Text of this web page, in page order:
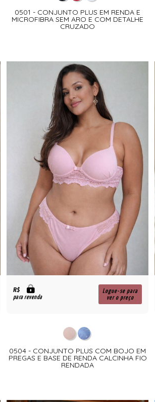
0501 - CONJUNTO PLUS EM RENDA E
MICROFIBRA SEM ARO E COM DETALHE
CRUZADO
R$
para revenda
Logue-se para
ver o preço
0504 - CONJUNTO PLUS COM BOJO EM
PREGAS E BASE DE RENDA CALCINHA FIO
RENDADA